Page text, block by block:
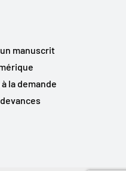
manuscrit
la demande